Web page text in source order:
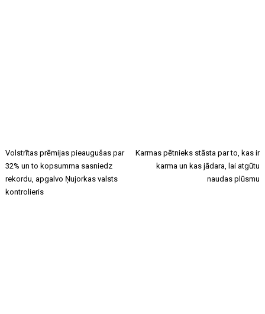
Volstrītas prēmijas pieaugušas par
32% un to kopsumma sasniedz
rekordu, apgalvo Ņujorkas valsts
kontrolieris
Karmas pētnieks stāsta par to, kas ir
karma un kas jādara, lai atgūtu
naudas plūsmu